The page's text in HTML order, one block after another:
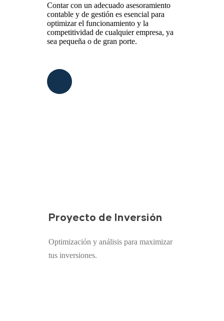
Contar con un adecuado asesoramiento
contable y de gestión es esencial para
optimizar el funcionamiento y la
competitividad de cualquier empresa, ya
sea pequeña o de gran porte.
Navigate
Proyecto de Inversión
Optimización y análisis para maximizar
tus inversiones.